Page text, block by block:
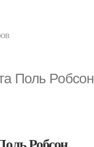
Поль Робсон